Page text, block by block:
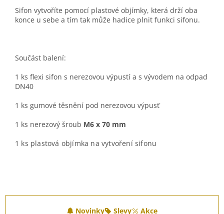
Sifon vytvoříte pomocí plastové objímky, která drží oba
konce u sebe a tím tak může hadice plnit funkci sifonu.
Součást balení:
1 ks flexi sifon s nerezovou výpustí a s vývodem na odpad
DN40
1 ks gumové těsnění pod nerezovou výpusť
1 ks nerezový šroub M6 x 70 mm
1 ks plastová objímka na vytvoření sifonu
Novinky Slevy Akce